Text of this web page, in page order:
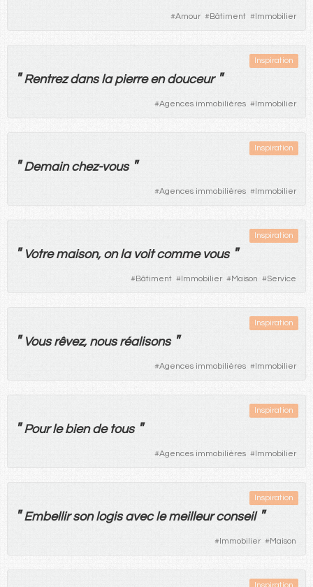
#Amour #Bâtiment #Immobilier
Inspiration
" Rentrez dans la pierre en douceur "
#Agences immobilières #Immobilier
Inspiration
" Demain chez-vous "
#Agences immobilières #Immobilier
Inspiration
" Votre maison, on la voit comme vous "
#Bâtiment #Immobilier #Maison #Service
Inspiration
" Vous rêvez, nous réalisons "
#Agences immobilières #Immobilier
Inspiration
" Pour le bien de tous "
#Agences immobilières #Immobilier
Inspiration
" Embellir son logis avec le meilleur conseil "
#Immobilier #Maison
Inspiration